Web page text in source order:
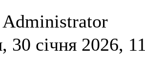
30 січня 2026,